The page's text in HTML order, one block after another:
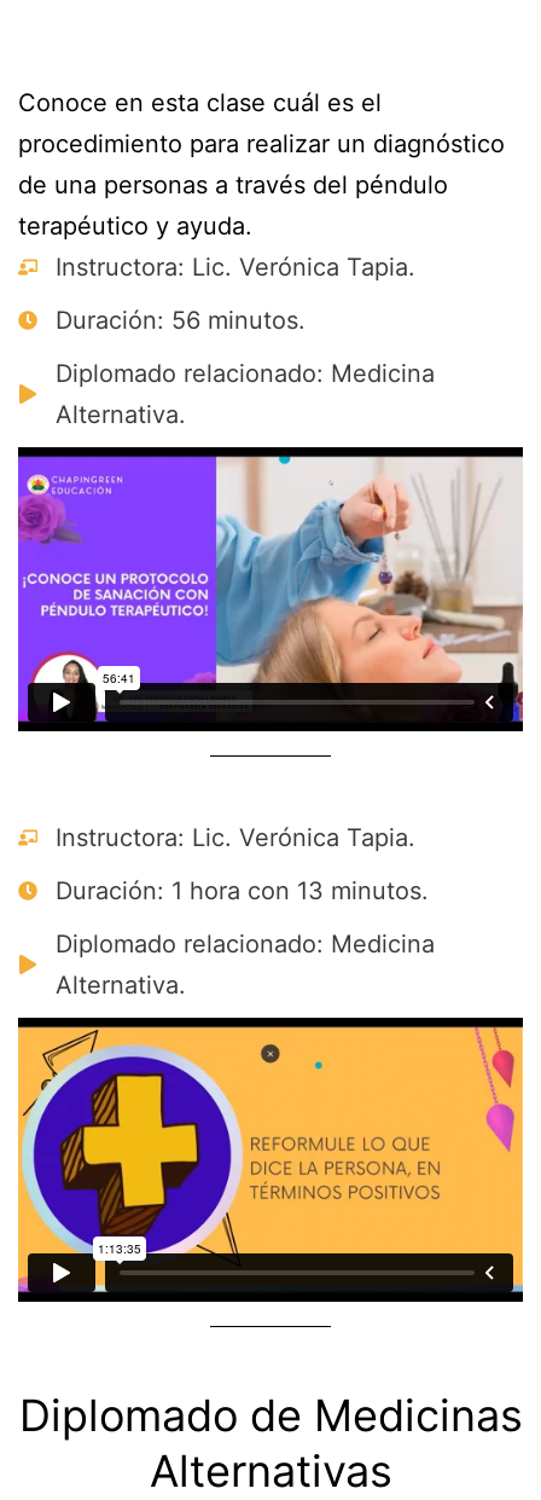
Conoce en esta clase cuál es el
procedimiento para realizar un diagnóstico
de una personas a través del péndulo
terapéutico y ayuda.
Instructora: Lic. Verónica Tapia.
Duración: 56 minutos.
Diplomado relacionado: Medicina
Alternativa.
Instructora: Lic. Verónica Tapia.
Duración: 1 hora con 13 minutos.
Diplomado relacionado: Medicina
Alternativa.
Diplomado de Medicinas
Alternativas